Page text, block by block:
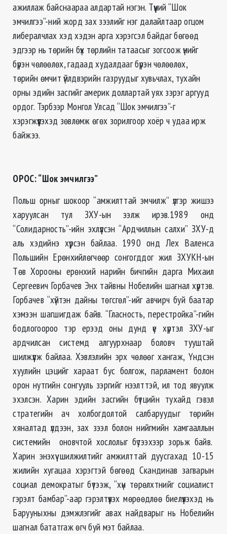
ажиллаж байснаараа алдартай нэгэн. Түүний “Шок
эмчилгээ”-ний жорд зах зээлийг нэг далайлтаар огцом
либералчлах хэд хэдэн арга хэрэгсэл байдаг бөгөөд
эдгээр нь төрийн бүх төрлийн татаасыг зогсоож үнийг
бүрэн чөлөөлөх, гадаад худалдааг бүрэн чөлөөлөх,
төрийн өмчит үйлдвэрийн газруудыг хувьчлах, тухайн
орны эдийн засгийг америк доллартай уях зэрэг аргууд
ордог. Тэрбээр Монгол Улсад “Шок эмчилгээ”-г
хэрэгжүүлэхэд зөвлөмж өгөх зорилгоор хоёр ч удаа ирж
байжээ.
ОРОС: “Шок эмчилгээ”
Польш орныг шокоор “амжилттай эмчилж” үлгэр жишээ
харуулсан тул ЗХУ-ын ээлж ирэв.1989 онд
“Солидарность”-ийн эхлүүлсэн “Ардчиллын салхи” ЗХУ-д
аль хэдийнэ хүрсэн байлаа. 1990 онд Лех Валенса
Польшийн Ерөнхийлөгчөөр сонгогддог жил ЗХУКН-ын
Төв Хорооны ерөнхий нарийн бичгийн дарга Михаил
Сергеевич Горбачев Энх тайвны Нобелийн шагнал хүртэв.
Горбачев “хүйтэн дайны төгсгөл”-ийг авчирч буй баатар
хэмээн шагшигдаж байв. “Гласность, перестройка”-гийн
бодлогоороо тэр ерээд оны дунд үе хүртэл ЗХУ-ыг
ардчилсан системд алгуурхнаар боловч тууштай
шилжүүлж байлаа. Хэвлэлийн эрх чөлөөг хангаж, Үндсэн
хуулийн цэцийг хараат бус болгож, парламент болон
орон нутгийн сонгууль зэргийг нээлттэй, ил тод явуулж
эхэлсэн. Харин эдийн засгийн бүтцийн тухайд гэвэл
стратегийн ач холбогдолтой салбаруудыг төрийн
хяналтад үлдээн, зах зээл болон нийгмийн хамгааллын
системийн оновчтой хослолыг бүтээхээр зорьж байв.
Харин энэхүү шилжилтийг амжилттай дуусгахад 10-15
жилийн хугацаа хэрэгтэй бөгөөд Скандинав загварын
социал демократыг бүтээж, “хүн төрөлхтнийг социалист
гэрэлт бамбар”-аар гэрэлтүүлэх мөрөөдлөө биелүүлэхэд нь
Барууныхны дэмжлэгийг авах найдварыг нь Нобелийн
шагнал бататгаж өгч буй мэт байлаа.